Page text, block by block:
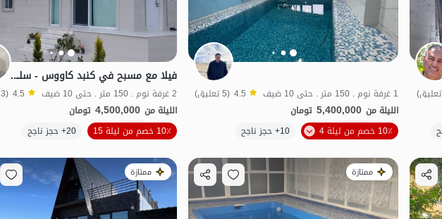
الموقع على الخريطة
1 غرفة نوم . 150 متر . حتى 10 ضيف 4.5 (5 تعليق)
الليلة من 5,400,000 تومان
10٪ خصم من ليلة 4
10+ حجز ناجح منظر جميل
فيلا مع مسبح في كنبد كاووس - سلاق تاج محمد
2 غرفة نوم . 150 متر . حتى 10 ضيف 4.5 (13 تعليق)
الليلة من 4,500,000 تومان
10٪ خصم من ليلة 15
20+ حجز ناجح
ممتازة ممتازة